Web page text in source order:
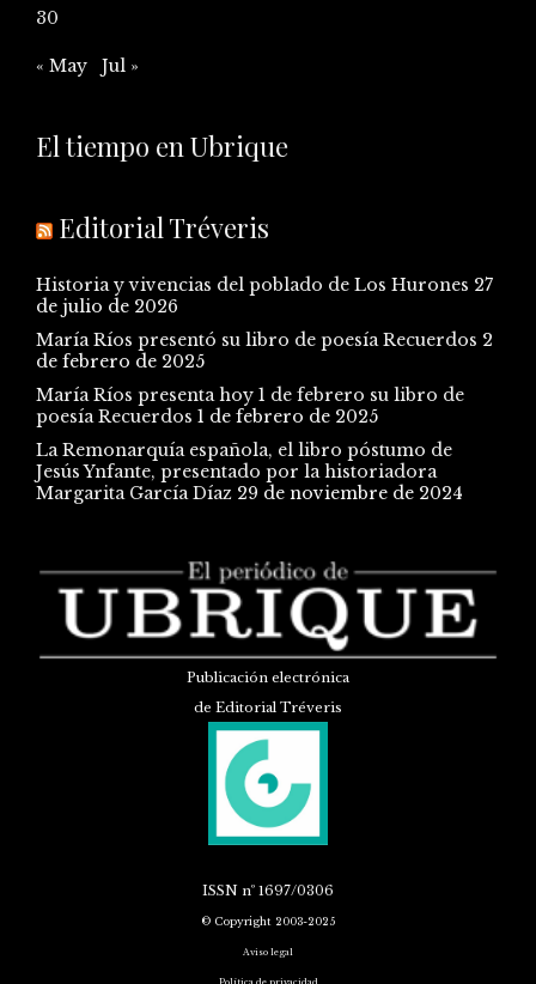
30
« May Jul »
El tiempo en Ubrique
Editorial Tréveris
Historia y vivencias del poblado de Los Hurones 27
de julio de 2026
María Ríos presentó su libro de poesía Recuerdos 2
de febrero de 2025
María Ríos presenta hoy 1 de febrero su libro de
poesía Recuerdos 1 de febrero de 2025
La Remonarquía española, el libro póstumo de
Jesús Ynfante, presentado por la historiadora
Margarita García Díaz 29 de noviembre de 2024
Publicación electrónica
de Editorial Tréveris
ISSN nº 1697/0306
© Copyright 2003-2025
Aviso legal